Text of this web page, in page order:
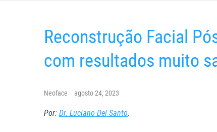
Reconstrução Facial
com resultados muito
Neoface agosto 24, 2023
Por: Dr. Luciano Del Santo.